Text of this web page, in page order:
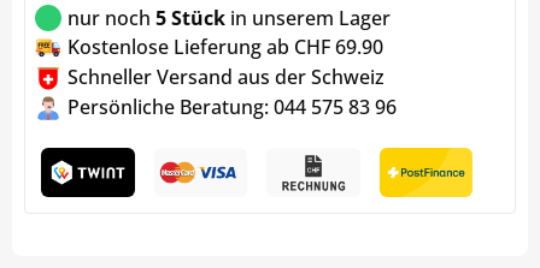
nur noch 5 Stück in unserem Lager
Kostenlose Lieferung ab CHF 69.90
Schneller Versand aus der Schweiz
Persönliche Beratung: 044 575 83 96